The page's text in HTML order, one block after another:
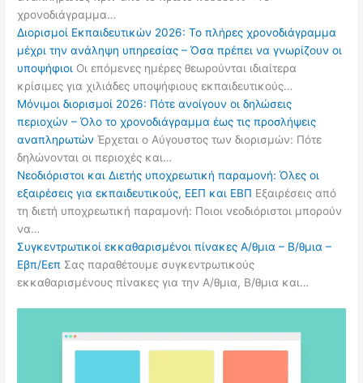
χρονοδιάγραμμα…
Διορισμοί Εκπαιδευτικών 2026: Το πλήρες χρονοδιάγραμμα
μέχρι την ανάληψη υπηρεσίας – Όσα πρέπει να γνωρίζουν οι
υποψήφιοι Οι επόμενες ημέρες θεωρούνται ιδιαίτερα
κρίσιμες για χιλιάδες υποψήφιους εκπαιδευτικούς…
Μόνιμοι διορισμοί 2026: Πότε ανοίγουν οι δηλώσεις
περιοχών – Όλο το χρονοδιάγραμμα έως τις προσλήψεις
αναπληρωτών Έρχεται ο Αύγουστος των διορισμών: Πότε
δηλώνονται οι περιοχές και…
Νεοδιόριστοι και Διετής υποχρεωτική παραμονή: Όλες οι
εξαιρέσεις για εκπαιδευτικούς, ΕΕΠ και ΕΒΠ Εξαιρέσεις από
τη διετή υποχρεωτική παραμονή: Ποιοι νεοδιόριστοι μπορούν
να…
Συγκεντρωτικοί εκκαθαρισμένοι πίνακες Α/θμια – Β/θμια –
Εβπ/Εεπ Σας παραθέτουμε συγκεντρωτικούς
εκκαθαρισμένους πίνακες για την Α/θμια, Β/θμια και…